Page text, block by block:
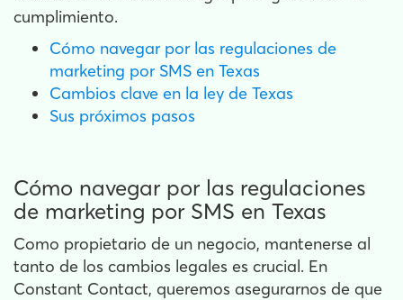
cumplimiento.
Cómo navegar por las regulaciones de
marketing por SMS en Texas
Cambios clave en la ley de Texas
Sus próximos pasos
Cómo navegar por las regulaciones
de marketing por SMS en Texas
Como propietario de un negocio, mantenerse al
tanto de los cambios legales es crucial. En
Constant Contact, queremos asegurarnos de que